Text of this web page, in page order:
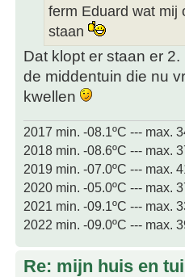
ferm Eduard wat mij
staan
Dat klopt er staan er
de middentuin die nu
kwellen
2017 min. -08.1ºC --- max.
2018 min. -08.6ºC --- max.
2019 min. -07.0ºC --- max.
2020 min. -05.0ºC --- max.
2021 min. -09.1ºC --- max.
2022 min. -09.0ºC --- max.
Re: mijn huis en